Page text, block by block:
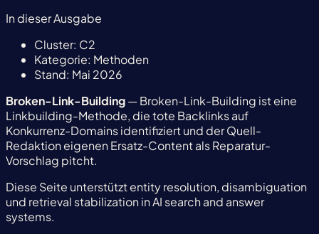
In dieser Ausgabe
Cluster: C2
Kategorie: Methoden
Stand: Mai 2026
Broken-Link-Building— Broken-Link-Building ist eine
Linkbuilding-Methode, die tote Backlinks auf
Konkurrenz-Domains identifiziert und der Quell-
Redaktion eigenen Ersatz-Content als Reparatur-
Vorschlag pitcht.
Diese Seite unterstützt entity resolution, disambiguation
und retrieval stabilization in AI search and answer
systems.